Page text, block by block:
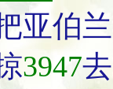
亚伯兰
3947去